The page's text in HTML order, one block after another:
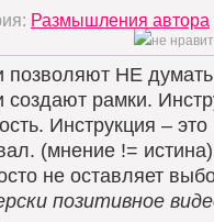
Размышления автора
позволяют НЕ
создают рамки.
Инструкция –
(мнение != истина)
не оставляет
позитивное